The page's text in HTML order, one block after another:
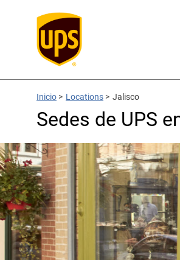
Inicio > Locations > Jalisco
Sedes de UPS